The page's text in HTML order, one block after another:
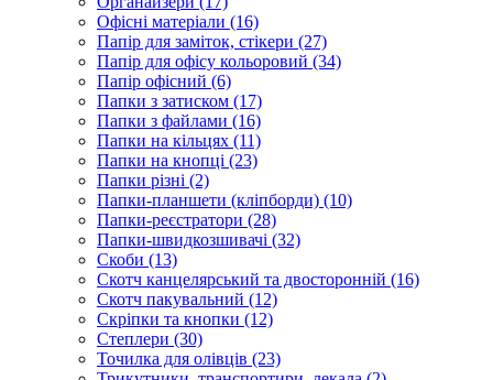
Офісні матеріали (16)
Папір для заміток, стікери (27)
Папір для офісу кольоровий (34)
Папір офісний (6)
Папки з затиском (17)
Папки з файлами (16)
Папки на кільцях (11)
Папки на кнопці (23)
Папки різні (2)
Папки-планшети (кліпборди) (10)
Папки-реєстратори (28)
Папки-швидкозшивачі (32)
Скоби (13)
Скотч канцелярський та двосторонній (16)
Скотч пакувальний (12)
Скріпки та кнопки (12)
Степлери (30)
Точилка для олівців (23)